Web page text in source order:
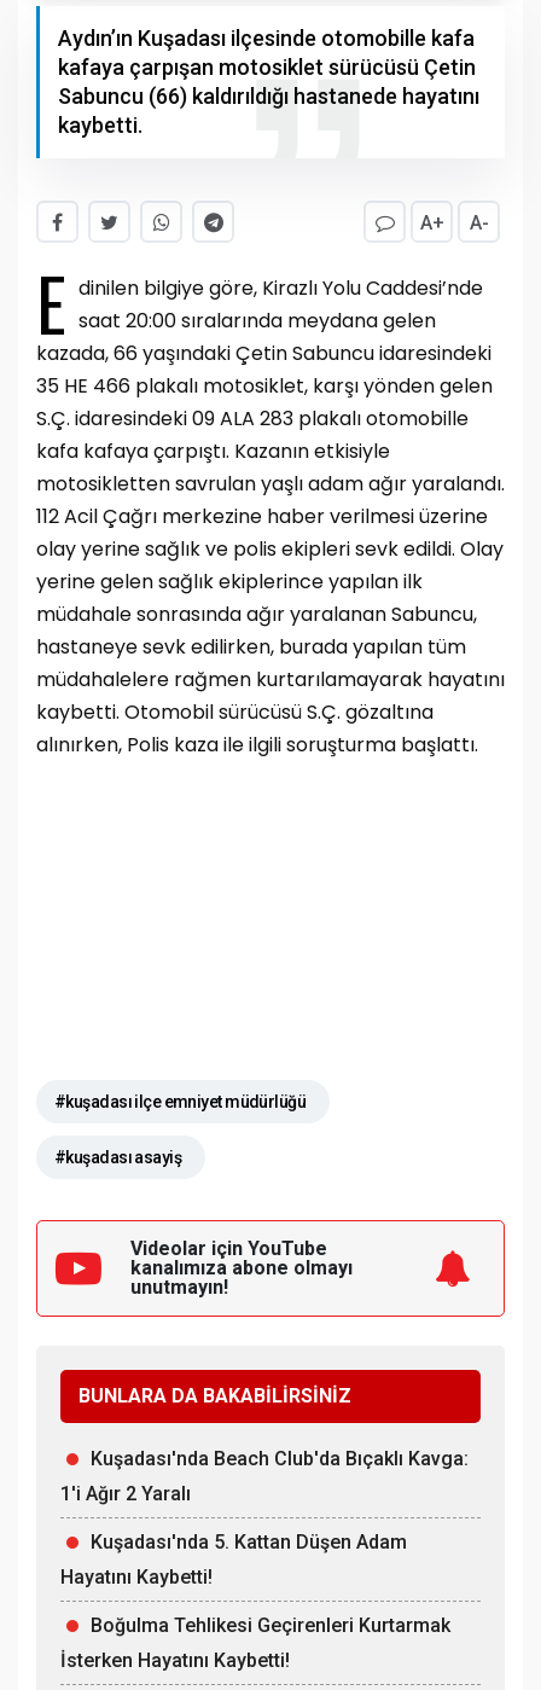
Aydın’ın Kuşadası ilçesinde otomobille kafa
kafaya çarpışan motosiklet sürücüsü Çetin
Sabuncu (66) kaldırıldığı hastanede hayatını
kaybetti.
A+ A-
E dinilen bilgiye göre, Kirazlı Yolu Caddesi’nde
saat 20:00 sıralarında meydana gelen
kazada, 66 yaşındaki Çetin Sabuncu idaresindeki
35 HE 466 plakalı motosiklet, karşı yönden gelen
S.Ç. idaresindeki 09 ALA 283 plakalı otomobille
kafa kafaya çarpıştı. Kazanın etkisiyle
motosikletten savrulan yaşlı adam ağır yaralandı.
112 Acil Çağrı merkezine haber verilmesi üzerine
olay yerine sağlık ve polis ekipleri sevk edildi. Olay
yerine gelen sağlık ekiplerince yapılan ilk
müdahale sonrasında ağır yaralanan Sabuncu,
hastaneye sevk edilirken, burada yapılan tüm
müdahalelere rağmen kurtarılamayarak hayatını
kaybetti. Otomobil sürücüsü S.Ç. gözaltına
alınırken, Polis kaza ile ilgili soruşturma başlattı.
#kuşadası ilçe emniyet müdürlüğü
#kuşadası asayiş
Videolar için YouTube
kanalımıza abone olmayı
unutmayın!
BUNLARA DA BAKABİLİRSİNİZ
Kuşadası'nda Beach Club'da Bıçaklı Kavga:
1'i Ağır 2 Yaralı
Kuşadası'nda 5. Kattan Düşen Adam
Hayatını Kaybetti!
Boğulma Tehlikesi Geçirenleri Kurtarmak
İsterken Hayatını Kaybetti!